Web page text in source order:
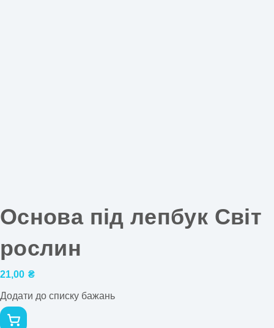
Основа під лепбук Світ
рослин
21,00 ₴
Додати до списку бажань